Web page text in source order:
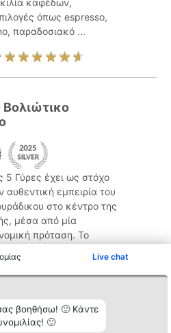
Live chat
βοηθήσω! 🙂 Κάντε
🙂
καφέδων,
όπως espresso,
παραδοσιακό ...
Βολιώτικο
5 Γύρες έχει ως στόχο
αυθεντική εμπειρία του
στο κέντρο της
μέσα από μία
πρόταση. Το
...